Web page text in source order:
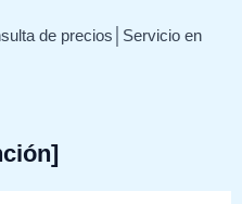
de precios│Servicio en